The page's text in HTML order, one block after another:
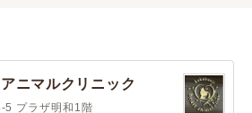
ニマルクリニック
5 プラザ明和1階